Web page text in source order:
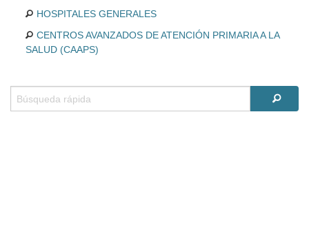
HOSPITALES GENERALES
CENTROS AVANZADOS DE ATENCIÓN PRIMARIA A LA
SALUD (CAAPS)